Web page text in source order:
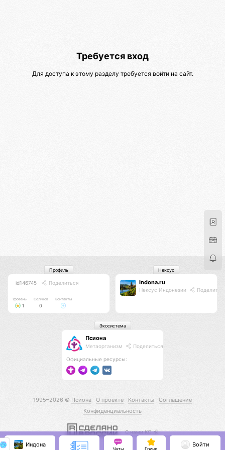
Требуется вход
Для доступа к этому разделу требуется войти на сайт.
id146745 Поделиться
Уровень
1
Соликов
0
Контакты
Профиль
indona.ru
Нексус Индонезии
Нексус
Псиона
Метаорганизм Поделиться
Официальные ресурсы:
Экосистема
1995–2026 © Псиона О проекте Контакты
Соглашение
Конфиденциальность
С нами КО 🕉️
Индона
Чаты Гринд
Войти